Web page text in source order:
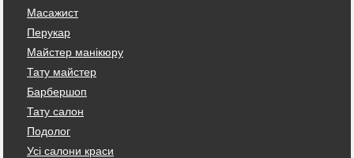
Масажист
Перукар
Майстер манікюру
Тату майстер
Барбершоп
Тату салон
Подолог
Усі салони краси